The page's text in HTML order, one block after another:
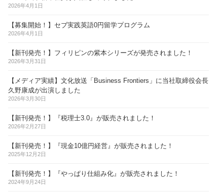
2026年4月1日
【募集開始！】セブ実践英語0円留学プログラム
2026年4月1日
【新刊発売！】フィリピンの紫本シリーズが発売されました！
2026年3月31日
【メディア実績】文化放送「Business Frontiers」に当社取締役会長
久野康成が出演しました
2026年3月30日
【新刊発売！】『税理士3.0』が販売されました！
2026年2月27日
【新刊発売！】『現金10億円経営』が販売されました！
2025年12月2日
【新刊発売！】『やっぱり仕組み化』が販売されました！
2024年9月24日